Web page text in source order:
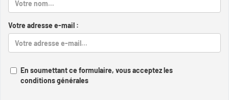
Votre adresse e-mail :
En soumettant ce formulaire, vous acceptez les
conditions générales